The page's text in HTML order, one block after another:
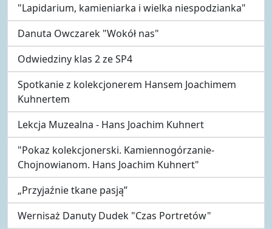
"Lapidarium, kamieniarka i wielka niespodzianka"
Danuta Owczarek "Wokół nas"
Odwiedziny klas 2 ze SP4
Spotkanie z kolekcjonerem Hansem Joachimem
Kuhnertem
Lekcja Muzealna - Hans Joachim Kuhnert
"Pokaz kolekcjonerski. Kamiennogórzanie-
Chojnowianom. Hans Joachim Kuhnert"
„Przyjaźnie tkane pasją”
Wernisaż Danuty Dudek "Czas Portretów"